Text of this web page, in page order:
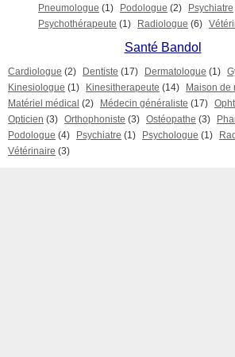
Pneumologue (1) Podologue (2) Psychiatre
Psychothérapeute (1) Radiologue (6)
Santé Bandol
Cardiologue (2) Dentiste (17) Dermatologue (1)
Kinesiologue (1) Kinesitherapeute (14) Maison de
Matériel médical (2) Médecin généraliste (17)
Opticien (3) Orthophoniste (3) Ostéopathe (3)
Podologue (4) Psychiatre (1) Psychologue (1)
Vétérinaire (3)